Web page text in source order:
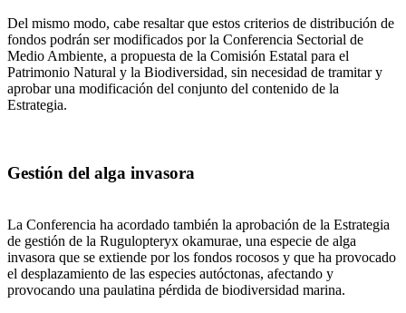
Del mismo modo, cabe resaltar que estos criterios de distribución de
fondos podrán ser modificados por la Conferencia Sectorial de
Medio Ambiente, a propuesta de la Comisión Estatal para el
Patrimonio Natural y la Biodiversidad, sin necesidad de tramitar y
aprobar una modificación del conjunto del contenido de la
Estrategia.
Gestión del alga invasora
La Conferencia ha acordado también la aprobación de la Estrategia
de gestión de la Rugulopteryx okamurae, una especie de alga
invasora que se extiende por los fondos rocosos y que ha provocado
el desplazamiento de las especies autóctonas, afectando y
provocando una paulatina pérdida de biodiversidad marina.